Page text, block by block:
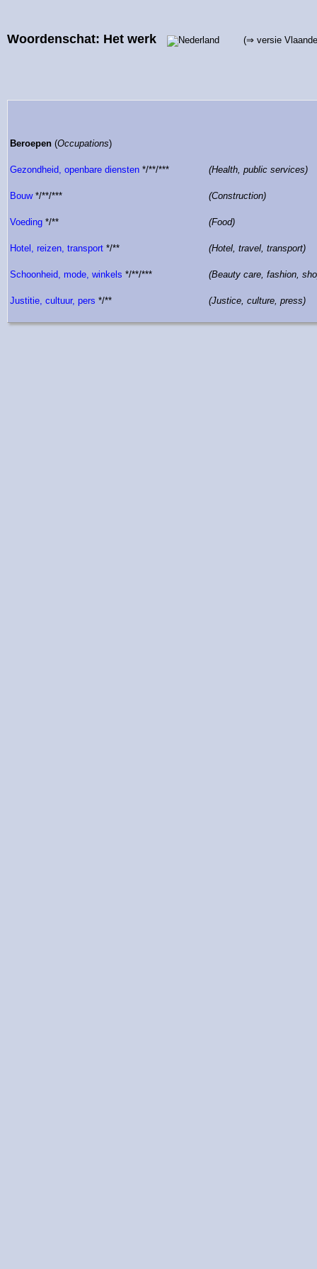
Woordenschat: Het werk (⇒ versie
Beroepen (Occupations)
Gezondheid, openbare diensten */**/*** (Health, public services)
Bouw*/**/*** (Construction)
Voeding */** (Food)
Hotel, reizen, transport */** (Hotel, travel, transport)
Schoonheid, mode, winkels */**/*** (Beauty care, fashion,
Justitie, cultuur, pers */** (Justice, culture, press)